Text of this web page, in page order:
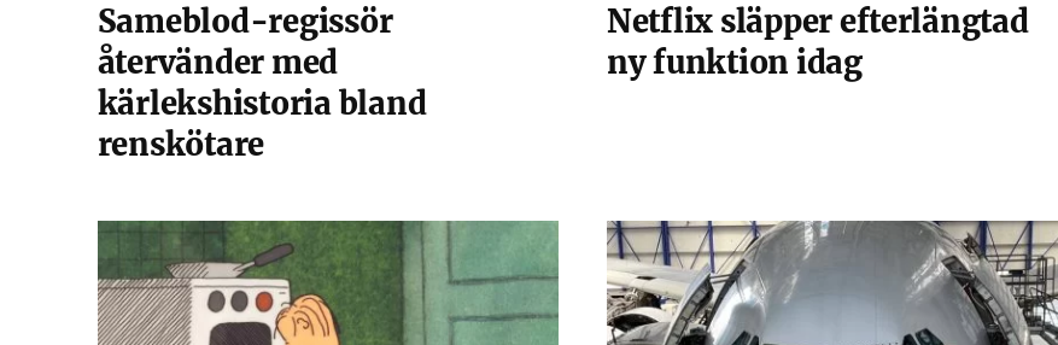
Sameblod-regissör
återvänder med
kärlekshistoria bland
renskötare
Netflix släpper efterlängtad
ny funktion idag